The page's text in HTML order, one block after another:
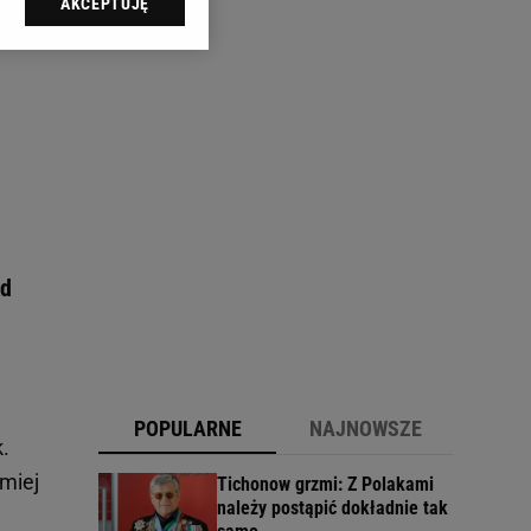
POPULARNE NAJNOWSZE
Tichonow grzmi: Z Polakami
należy postąpić dokładnie tak
sp. z o.o., jej
swoje preferencje